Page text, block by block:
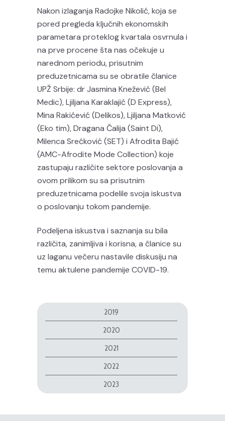
Nakon izlaganja Radojke Nikolić, koja se
pored pregleda ključnih ekonomskih
parametara proteklog kvartala osvrnula i
na prve procene šta nas očekuje u
narednom periodu, prisutnim
preduzetnicama su se obratile članice
UPŽ Srbije: dr Jasmina Knežević (Bel
Medic), Ljiljana Karaklajić (D Express),
Mina Rakićević (Delikos), Ljiljana Matković
(Eko tim), Dragana Čalija (Saint Di),
Milenca Srećković (SET) i Afrodita Bajić
(AMC-Afrodite Mode Collection) koje
zastupaju različite sektore poslovanja a
ovom prilikom su sa prisutnim
preduzetnicama podelile svoja iskustva
o poslovanju tokom pandemije.
Podeljena iskustva i saznanja su bila
različita, zanimljiva i korisna, a članice su
uz laganu večeru nastavile diskusiju na
temu aktulene pandemije COVID-19.
2019
2020
2021
2022
2023